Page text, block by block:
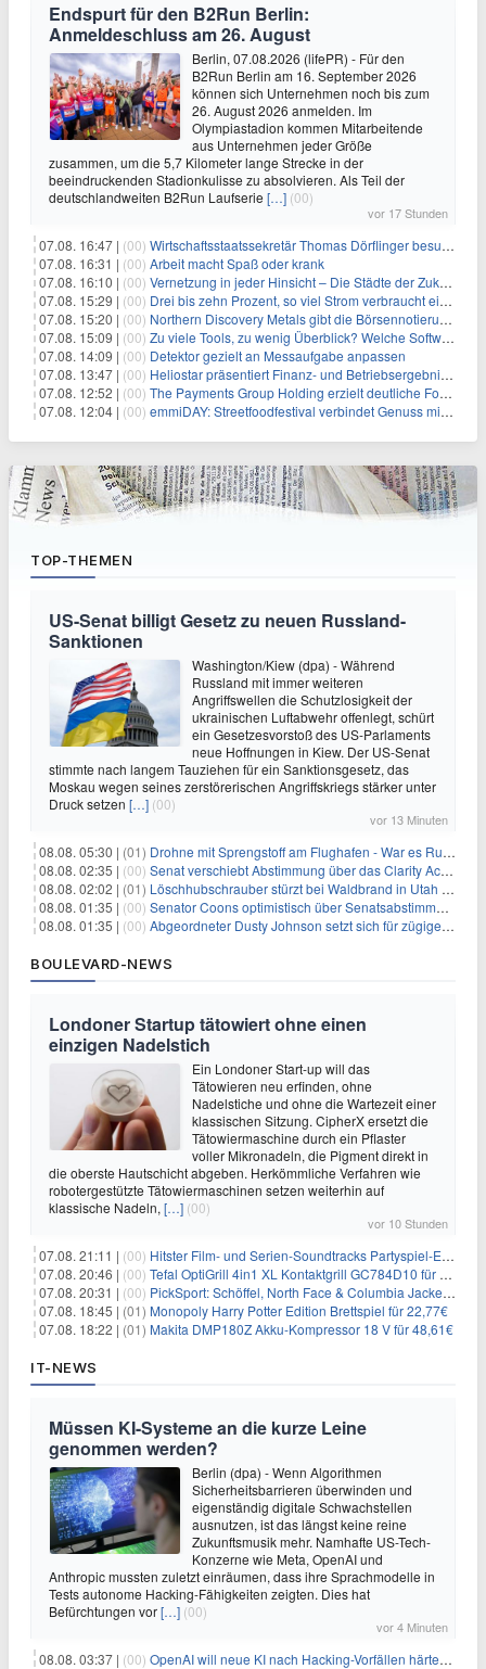
Endspurt für den B2Run Berlin:
Anmeldeschluss am 26. August
Berlin, 07.08.2026 (lifePR) - Für den
B2Run Berlin am 16. September 2026
können sich Unternehmen noch bis zum
26. August 2026 anmelden. Im
Olympiastadion kommen Mitarbeitende
aus Unternehmen jeder Größe
zusammen, um die 5,7 Kilometer lange Strecke in der
beeindruckenden Stadionkulisse zu absolvieren. Als Teil der
deutschlandweiten B2Run Laufserie […] (00)
vor 17 Stunden
07.08. 16:47 | (00) Wirtschaftsstaatssekretär Thomas Dörflinger besucht Handwerksbetrieb im Kammerbezirk Freiburg
07.08. 16:31 | (00) Arbeit macht Spaß oder krank
07.08. 16:10 | (00) Vernetzung in jeder Hinsicht – Die Städte der Zukunft sind grün-blau
07.08. 15:29 | (00) Drei bis zehn Prozent, so viel Strom verbraucht ein Aufzug im Gebäude
07.08. 15:20 | (00) Northern Discovery Metals gibt die Börsennotierung an der Frankfurter Wertpapierbörse bekannt
07.08. 15:09 | (00) Zu viele Tools, zu wenig Überblick? Welche Software IT-Dienstleister wirklich brauchen
07.08. 14:09 | (00) Detektor gezielt an Messaufgabe anpassen
07.08. 13:47 | (00) Heliostar präsentiert Finanz- und Betriebsergebnis für das zweite Quartal 2026 mit Goldproduktion und Barreserven in Rekordhöhe
07.08. 12:52 | (00) The Payments Group Holding erzielt deutliche Fortschritte bei ihren AI-Projekten
07.08. 12:04 | (00) emmiDAY: Streetfoodfestival verbindet Genuss mit Engagement gegen Brustkrebs
TOP-THEMEN
US-Senat billigt Gesetz zu neuen Russland-
Sanktionen
Washington/Kiew (dpa) - Während
Russland mit immer weiteren
Angriffswellen die Schutzlosigkeit der
ukrainischen Luftabwehr offenlegt, schürt
ein Gesetzesvorstoß des US-Parlaments
neue Hoffnungen in Kiew. Der US-Senat
stimmte nach langem Tauziehen für ein Sanktionsgesetz, das
Moskau wegen seines zerstörerischen Angriffskriegs stärker unter
Druck setzen […] (00)
vor 13 Minuten
08.08. 05:30 | (01) Drohne mit Sprengstoff am Flughafen - War es Russland?
08.08. 02:35 | (00) Senat verschiebt Abstimmung über das Clarity Act: Auswirkungen auf Unternehmen und das Vertrauen der Investoren
08.08. 02:02 | (01) Löschhubschrauber stürzt bei Waldbrand in Utah ab
08.08. 01:35 | (00) Senator Coons optimistisch über Senatsabstimmungen angesichts von Finanzierungsbedenken
08.08. 01:35 | (00) Abgeordneter Dusty Johnson setzt sich für zügige Regierungsfinanzierung angesichts von Shutdown-Risiken ein
BOULEVARD-NEWS
Londoner Startup tätowiert ohne einen
einzigen Nadelstich
Ein Londoner Start-up will das
Tätowieren neu erfinden, ohne
Nadelstiche und ohne die Wartezeit einer
klassischen Sitzung. CipherX ersetzt die
Tätowiermaschine durch ein Pflaster
voller Mikronadeln, die Pigment direkt in
die oberste Hautschicht abgeben. Herkömmliche Verfahren wie
robotergestützte Tätowiermaschinen setzen weiterhin auf
klassische Nadeln, […] (00)
vor 10 Stunden
07.08. 21:11 | (00) Hitster Film- und Serien-Soundtracks Partyspiel-Erweiterung für 6,99€
07.08. 20:46 | (00) Tefal OptiGrill 4in1 XL Kontaktgrill GC784D10 für 239,99€
07.08. 20:31 | (00) PickSport: Schöffel, North Face & Columbia Jacken ab 39,60€
07.08. 18:45 | (01) Monopoly Harry Potter Edition Brettspiel für 22,77€
07.08. 18:22 | (01) Makita DMP180Z Akku-Kompressor 18 V für 48,61€
IT-NEWS
Müssen KI-Systeme an die kurze Leine
genommen werden?
Berlin (dpa) - Wenn Algorithmen
Sicherheitsbarrieren überwinden und
eigenständig digitale Schwachstellen
ausnutzen, ist das längst keine reine
Zukunftsmusik mehr. Namhafte US-Tech-
Konzerne wie Meta, OpenAI und
Anthropic mussten zuletzt einräumen, dass ihre Sprachmodelle in
Tests autonome Hacking-Fähigkeiten zeigten. Dies hat
Befürchtungen vor[…] (00)
vor 4 Minuten
08.08. 03:37 | (00) OpenAI will neue KI nach Hacking-Vorfällen härter überwachen